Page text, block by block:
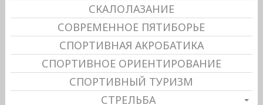
СКАЛОЛАЗАНИЕ
СОВРЕМЕННОЕ ПЯТИБОРЬЕ
СПОРТИВНАЯ АКРОБАТИКА
СПОРТИВНОЕ ОРИЕНТИРОВАНИЕ
СПОРТИВНЫЙ ТУРИЗМ
СТРЕЛЬБА